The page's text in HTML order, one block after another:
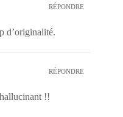
RÉPONDRE
d’originalité.
RÉPONDRE
!!